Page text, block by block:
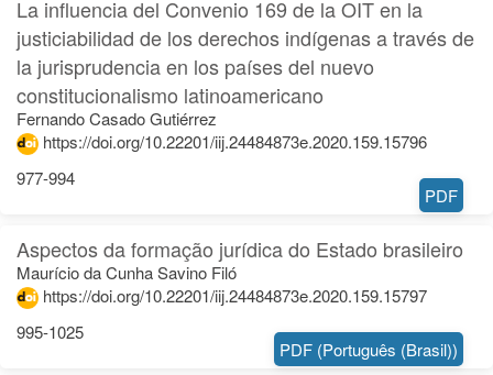
La influencia del Convenio 169 de la OIT en la
justiciabilidad de los derechos indígenas a través de
la jurisprudencia en los países del nuevo
constitucionalismo latinoamericano
Fernando Casado Gutiérrez
https://doi.org/10.22201/iij.24484873e.2020.159.15796
977-994
PDF
Aspectos da formação jurídica do Estado brasileiro
Maurício da Cunha Savino Filó
https://doi.org/10.22201/iij.24484873e.2020.159.15797
995-1025
PDF (Português (Brasil))